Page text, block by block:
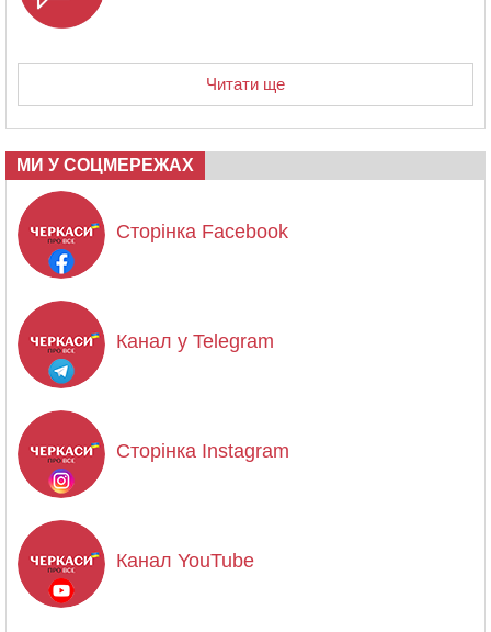
Читати ще
МИ У СОЦМЕРЕЖАХ
Сторінка Facebook
Канал у Telegram
Сторінка Instagram
Канал YouTube